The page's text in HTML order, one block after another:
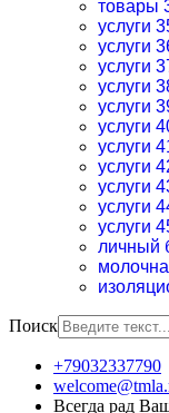
товары
услуги
услуги
услуги
услуги
услуги
услуги
услуги
услуги
услуги
услуги
услуги
личный
Поиск
+79032337790
Всегда рад